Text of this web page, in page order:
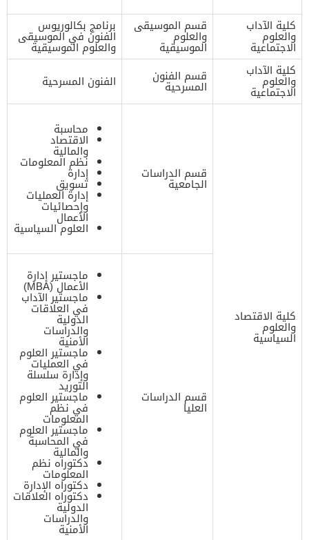
كلية الآداب
والعلوم
الاجتماعية
قسم الموسيقى
والعلوم
الموسيقية
برنامج بكالوريوس
الفنون في الموسيقى
والعلوم الموسيقية
كلية الآداب
والعلوم
الاجتماعية
قسم الفنون
المسرحية الفنون المسرحية
كلية الاقتصاد
والعلوم
السياسية
قسم الدراسات
الجامعية
محاسبة
الاقتصاد
والمالية
نظم المعلومات
إدارة
تسويق
إدارة العمليات
وإحصائيات
الأعمال
العلوم السياسية
قسم الدراسات
العليا
ماجستير إدارة
الأعمال (MBA)
ماجستير الآداب
في العلاقات
الدولية
والدراسات
الأمنية
ماجستير العلوم
في العمليات
وإدارة سلسلة
التوريد
ماجستير العلوم
في نظم
المعلومات
ماجستير العلوم
في المحاسبة
والمالية
دكتوراه نظم
المعلومات
دكتوراه الإدارة
دكتوراه العلاقات
الدولية
والدراسات
الأمنية